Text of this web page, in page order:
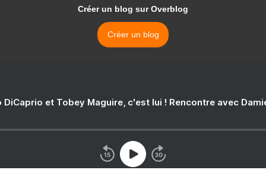
Créer un blog sur Overblog
Créer un blog
DiCaprio et Tobey Maguire, c'est lui ! Rencontre avec